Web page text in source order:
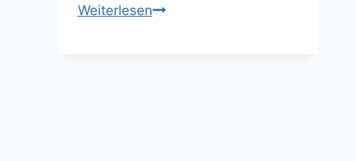
WeiterlesenVerträgliches